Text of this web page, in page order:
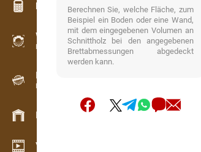
Holz-Rechner
WoodProfi
Holzvolumen mit KI
Registriergerät
Holzbestandsaufnahme im Gelände
Bestandsmanagement
Video Showroom
Berechnen Sie, welche Fläche, zum
Beispiel ein Boden oder eine Wand,
mit dem eingegebenen Volumen an
Schnittholz bei den angegebenen
Brettabmessungen abgedeckt
werden kann.